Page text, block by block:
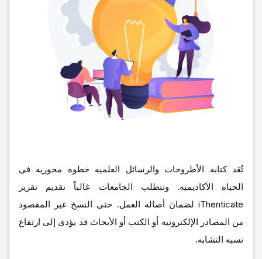
تُعَد کتابه الأطروحات والرسائل العلمیه خطوه محوریه فی
الحیاه الأکادیمیه. وتتطلب الجامعات غالباً تقدیم تقریر
iThenticate لضمان أصاله العمل. حتى النسخ غیر المقصود
من المصادر الإلکترونیه أو الکتب أو الأبحاث قد یؤدی إلى ارتفاع
نسبه التشابه.